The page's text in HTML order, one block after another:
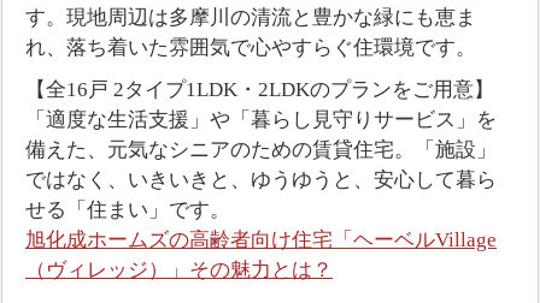
す。現地周辺は多摩川の清流と豊かな緑にも恵ま
れ、落ち着いた雰囲気で心やすらぐ住環境です。
【全16戸 2タイプ1LDK・2LDKのプランをご用意】
「適度な生活支援」や「暮らし見守りサービス」を
備えた、元気なシニアのための賃貸住宅。「施設」
ではなく、いきいきと、ゆうゆうと、安心して暮ら
せる「住まい」です。
旭化成ホームズの高齢者向け住宅「ヘーベルVillage
（ヴィレッジ）」その魅力とは？